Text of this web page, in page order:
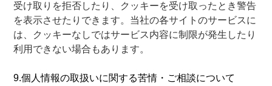
受け取りを拒否したり、クッキーを受け取ったとき警告
を表示させたりできます。当社の各サイトのサービスに
は、クッキーなしではサービス内容に制限が発生したり
利用できない場合もあります。
9.個人情報の取扱いに関する苦情・ご相談について